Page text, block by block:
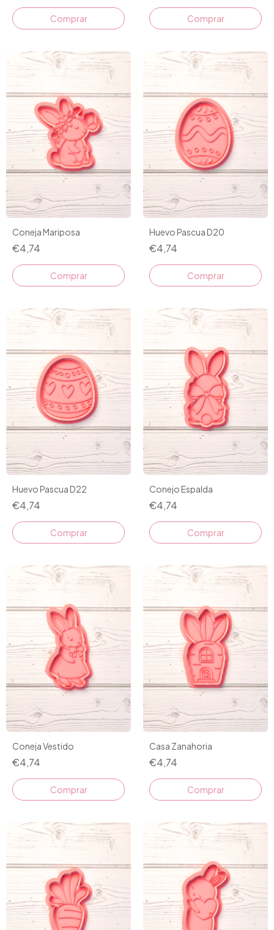
Comprar Comprar
Coneja Mariposa
€4,74
Comprar
Huevo Pascua D20
€4,74
Comprar
Huevo Pascua D22
€4,74
Comprar
Conejo Espalda
€4,74
Comprar
Coneja Vestido
€4,74
Comprar
Casa Zanahoria
€4,74
Comprar